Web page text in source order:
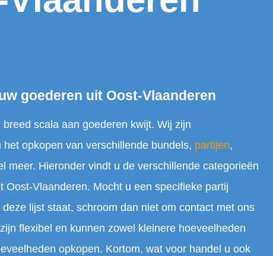
goederen uit Oost-Vlaanderen
scala aan goederen kwijt. Wij zijn
opkopen van verschillende bundels, partijen,
meer. Hieronder vindt u de verschillende categorieën
Oost-Vlaanderen. Mocht u een specifieke partij
lijst staat, schroom dan niet om contact met ons
flexibel en kunnen zowel kleinere hoeveelheden
opkopen. Kortom, wat voor handel u ook